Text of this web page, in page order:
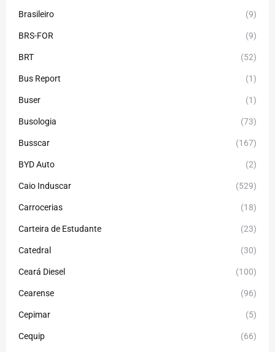
Brasileiro (9)
BRS-FOR (9)
BRT (52)
Bus Report (1)
Buser (1)
Busologia (73)
Busscar (167)
BYD Auto (2)
Caio Induscar (529)
Carrocerias (18)
Carteira de Estudante (23)
Catedral (30)
Ceará Diesel (100)
Cearense (96)
Cepimar (5)
Cequip (66)